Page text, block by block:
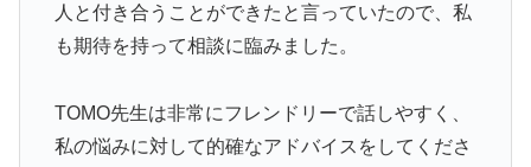
人と付き合うことができたと言っていたので、私
も期待を持って相談に臨みました。
TOMO先生は非常にフレンドリーで話しやすく、
私の悩みに対して的確なアドバイスをしてくださ